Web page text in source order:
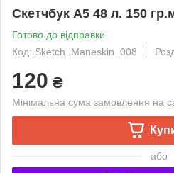
Скетчбук А5 48 л. 150
Готово до відправки
Код: Sketch_Maneskin_008
120 ₴
Мінімальна сума замовлення на
або